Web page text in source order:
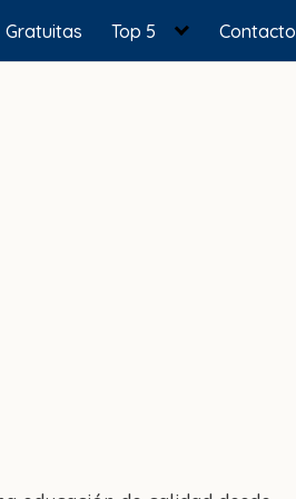
Gratuitas Top 5 Contacto